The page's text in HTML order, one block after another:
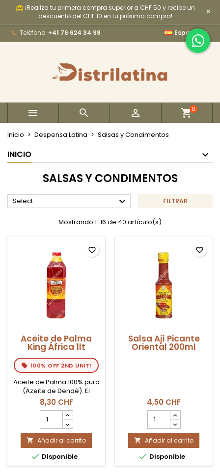
card_giftcard ¡Realiza tu primera compra superior a CHF 50 y recibe un
descuento del CHF 10 en tu próxima compra!
×
Teléfono: +41 76 624 34 98 Español 
   0
Inicio Despensa Latina Salsas y Condimentos
INICIO
SALSAS Y CONDIMENTOS
Select  FILTRAR
Mostrando 1-16 de 40 artículo(s)
Aceite de Palma
King África 1lt
100% OFF 2ND UNIT!
Aceite de Palma 100% puro
(Azeite de Dendê). El
ingrediente indispensable
para la cocina bahiana
(Brasil) y africana. Botella
de 1 Litro.
8,30 CHF
cantidad
del
producto
Aceite
de
Palma
King
 Añadir al carrito
 Disponible
favorite_border
Salsa Ají Picante
Oriental 200ml
4,50 CHF
cantidad
del
producto
Salsa
Ají
Picante
Oriental
 Añadir al carrito
 Disponible
favorite_border
My wishlists ×
add_circle_outline Create new list
((modalTitle)) ×
((confirmMessage))
((cancelText)) ((modalDeleteText))
Crear lista de deseos ×
Iniciar sesión ×
Debe iniciar sesión para guardar productos en su
Cancelar Iniciar sesión